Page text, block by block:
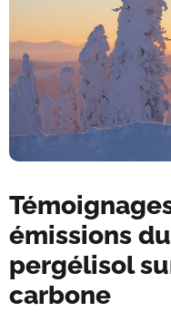
émissions
pergélisol
carbone